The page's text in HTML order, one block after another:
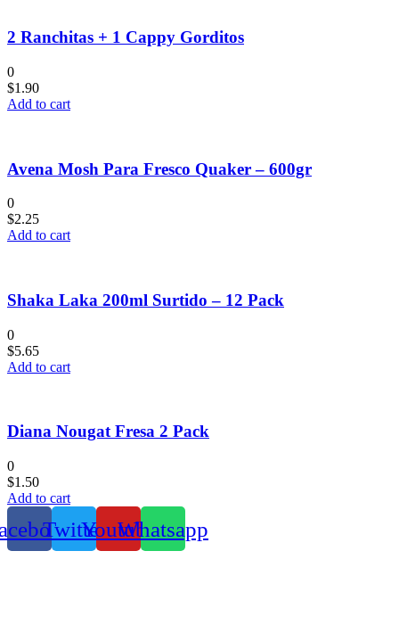
2 Ranchitas + 1 Cappy Gorditos
0
$1.90
Add to cart
Avena Mosh Para Fresco Quaker – 600gr
0
$2.25
Add to cart
Shaka Laka 200ml Surtido – 12 Pack
0
$5.65
Add to cart
Diana Nougat Fresa 2 Pack
0
$1.50
Add to cart
TwitterYoutubeWhatsapp